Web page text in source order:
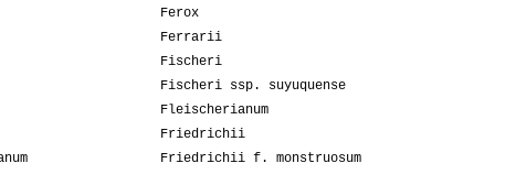
Ferox
Ferrarii
Fischeri
Fischeri ssp. suyuquense
Fleischerianum
Friedrichii
Friedrichii f. monstruosum